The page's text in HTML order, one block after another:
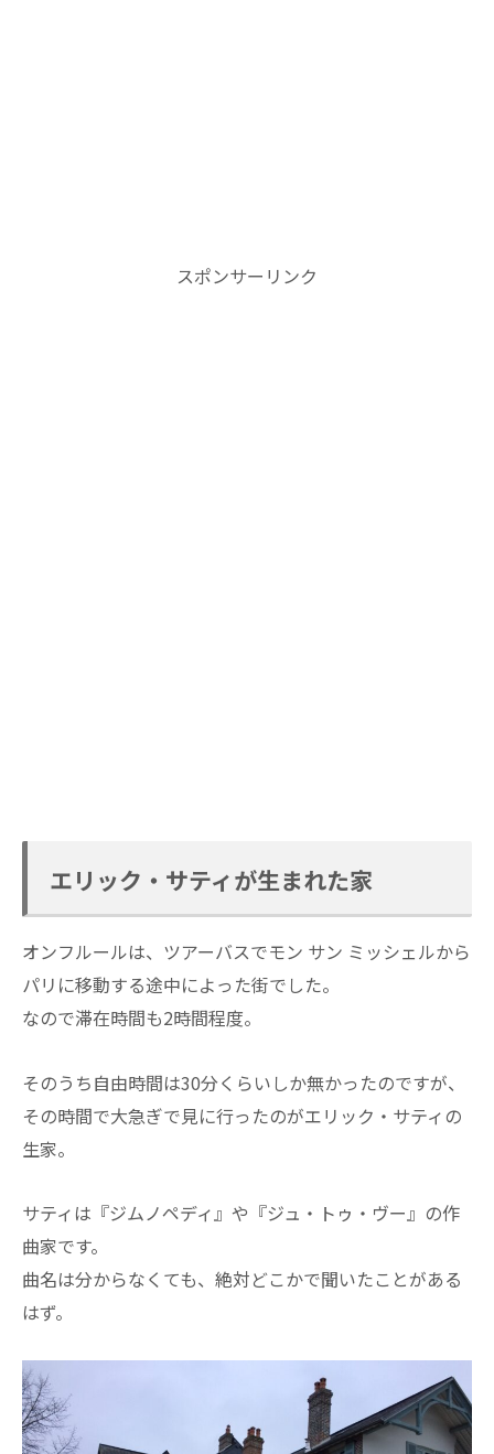
スポンサーリンク
エリック・サティが生まれた家
オンフルールは、ツアーバスでモン サン ミッシェルから
パリに移動する途中によった街でした。
なので滞在時間も2時間程度。
そのうち自由時間は30分くらいしか無かったのですが、
その時間で大急ぎで見に行ったのがエリック・サティの
生家。
サティは『ジムノペディ』や『ジュ・トゥ・ヴー』の作
曲家です。
曲名は分からなくても、絶対どこかで聞いたことがある
はず。